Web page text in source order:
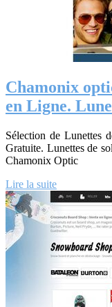
Chamonix
en Ligne.
Sélection de Lunettes
Gratuite. Lunettes de
Chamonix Optic
Lire la suite